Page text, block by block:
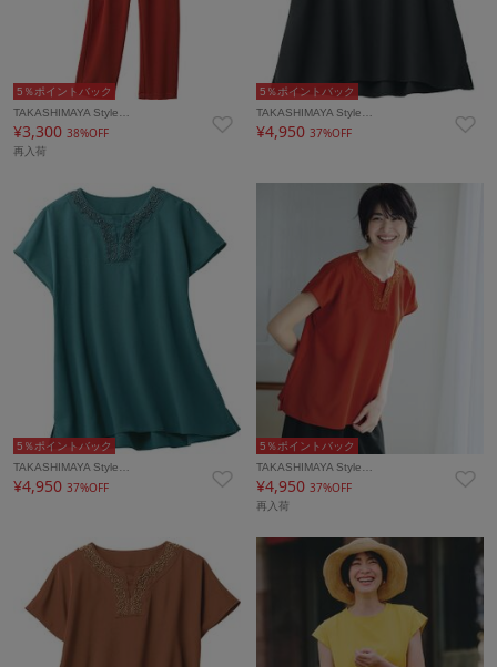
5％ポイントバック
TAKASHIMAYA Style…
¥3,300 38%OFF
再入荷
5％ポイントバック
TAKASHIMAYA Style…
¥4,950 37%OFF
5％ポイントバック
TAKASHIMAYA Style…
¥4,950 37%OFF
5％ポイントバック
TAKASHIMAYA Style…
¥4,95037%OFF
再入荷